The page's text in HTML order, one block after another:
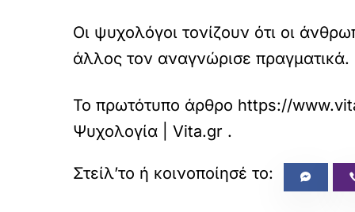
Οι ψυχολόγοι τονίζουν ότι οι
άλλος τον αναγνώρισε πραγματικά.
Το πρωτότυπο άρθρο https://
Ψυχολογία | Vita.gr .